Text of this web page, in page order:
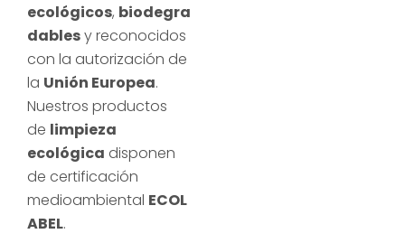
ecológicos, biodegra
dablesy reconocidos
con la autorización de
la Unión Europea.
Nuestros productos
de limpieza
ecológica disponen
de certificación
medioambiental ECOL
ABEL.